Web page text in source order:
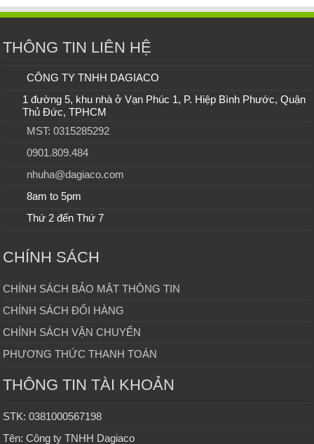
THÔNG TIN LIÊN HỆ
CÔNG TY TNHH DAGIACO
1 đường 5, khu nhà ở Vạn Phúc 1, P. Hiệp Bình Phước, Quận
Thủ Đức, TPHCM
MST: 0315285292
0901.809.484
nhuha@dagiaco.com
8am to 5pm
Thứ 2 đến Thứ 7
CHÍNH SÁCH
CHÍNH SÁCH BẢO MẬT THÔNG TIN
CHÍNH SÁCH ĐỔI HÀNG
CHÍNH SÁCH VẬN CHUYỂN
PHƯƠNG THỨC THANH TOÁN
THÔNG TIN TÀI KHOẢN
STK: 0381000567198
Tên: Công ty TNHH Dagiaco